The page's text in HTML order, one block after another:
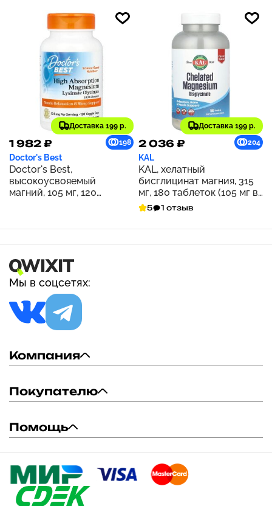
Доставка 199 р.
1 982 ₽ 198
Doctor's Best
Doctor's Best,
высокоусвояемый
магний, 105 мг, 120
Доставка 199 р.
2 036 ₽ 204
KAL
KAL, хелатный
бисглицинат магния, 315
мг, 180 таблеток (105 мг в
1 таблетке)
5 1 отзыв
Мы в соцсетях:
Компания
Покупателю
Помощь